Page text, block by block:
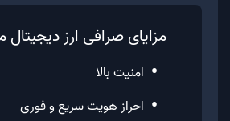
مزایای صرافی ارز دیجیتال
• امنیت بالا
• احراز هویت سریع و فوری